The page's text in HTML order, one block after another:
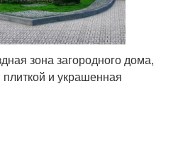
зона загородного дома,
и украшенная